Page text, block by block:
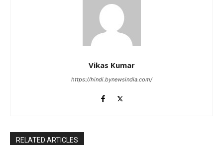
Vikas Kumar
https://hindi.bynewsindia.com/
RELATED ARTICLES